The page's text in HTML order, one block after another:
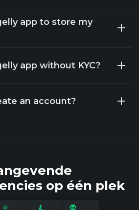
app to store my
app without KYC?
an account?
op één plek